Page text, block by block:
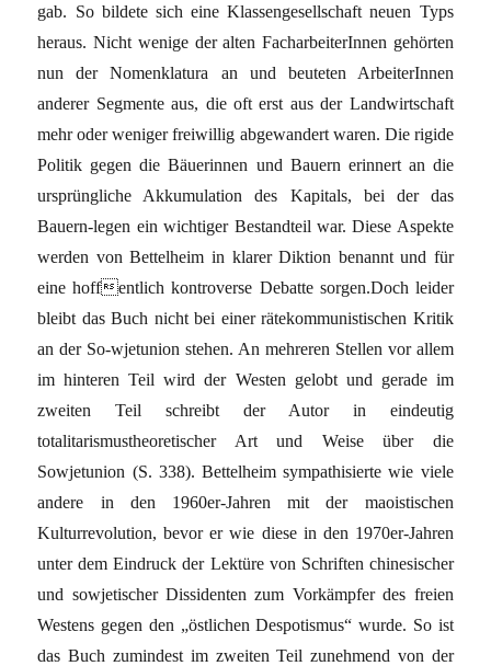
gab. So bildete sich eine Klassengesellschaft neuen Typs
heraus. Nicht wenige der alten FacharbeiterInnen gehörten
nun der Nomenklatura an und beuteten ArbeiterInnen
anderer Segmente aus, die oft erst aus der Landwirtschaft
mehr oder weniger freiwillig abgewandert waren. Die rigide
Politik gegen die Bäuerinnen und Bauern erinnert an die
ursprüngliche Akkumulation des Kapitals, bei der das
Bauern-legen ein wichtiger Bestandteil war. Diese Aspekte
werden von Bettelheim in klarer Diktion benannt und für
eine hoffentlich kontroverse Debatte sorgen.Doch leider
bleibt das Buch nicht bei einer rätekommunistischen Kritik
an der So-wjetunion stehen. An mehreren Stellen vor allem
im hinteren Teil wird der Westen gelobt und gerade im
zweiten Teil schreibt der Autor in eindeutig
totalitarismustheoretischer Art und Weise über die
Sowjetunion (S. 338). Bettelheim sympathisierte wie viele
andere in den 1960er-Jahren mit der maoistischen
Kulturrevolution, bevor er wie diese in den 1970er-Jahren
unter dem Eindruck der Lektüre von Schriften chinesischer
und sowjetischer Dissidenten zum Vorkämpfer des freien
Westens gegen den „östlichen Despotismus“ wurde. So ist
das Buch zumindest im zweiten Teil zunehmend von der